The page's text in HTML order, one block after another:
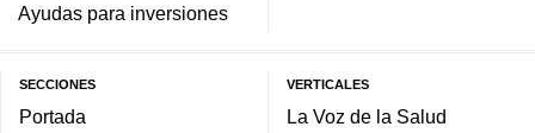
Ayudas para inversiones
SECCIONES
Portada
VERTICALES
La Voz de la Salud